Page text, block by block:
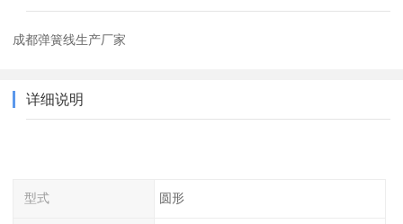
成都弹簧线生产厂家
详细说明
型式 圆形